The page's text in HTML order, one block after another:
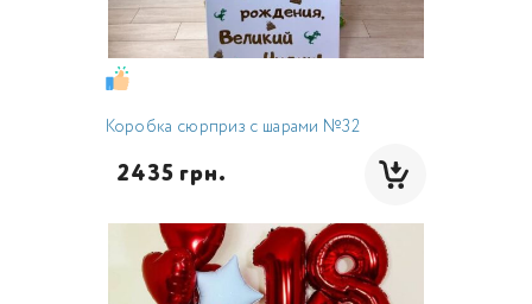
Коробка сюрприз с шарами №32
  2435 грн.